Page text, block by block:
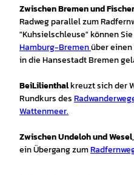
Zwischen Bremen und
Radweg parallel zum
"Kuhsielschleuse" können
Hamburg-Bremenüber
in die Hansestadt Bremen
BeiLilienthalkreuzt sich der
Rundkurs des
Wattenmeer.
Zwischen Undeloh und Wesel
ein Übergang zum